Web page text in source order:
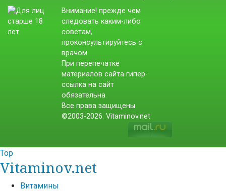
Внимание! прежде чем
следовать каким-либо
советам,
проконсультируйтесь с
врачом.
При перепечатке
материалов сайта гипер-
ссылка на сайт
обязательна.
Все права защищены
©2003-2026. Vitaminov.net
Top
Vitaminov.net
Витамины